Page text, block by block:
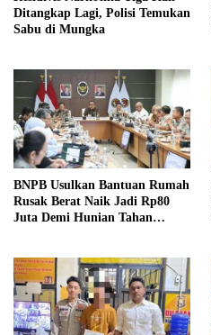
Ditangkap Lagi, Polisi Temukan
Sabu di Mungka
BNPB Usulkan Bantuan Rumah
Rusak Berat Naik Jadi Rp80
Juta Demi Hunian Tahan